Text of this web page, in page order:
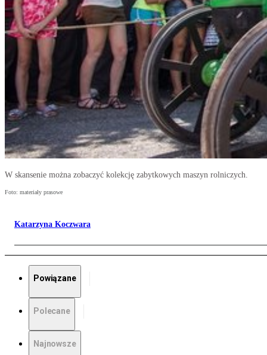
W skansenie można zobaczyć kolekcję zabytkowych maszyn rolniczych.
Foto: materiały prasowe
Katarzyna Koczwara
Powiązane
Polecane
Najnowsze